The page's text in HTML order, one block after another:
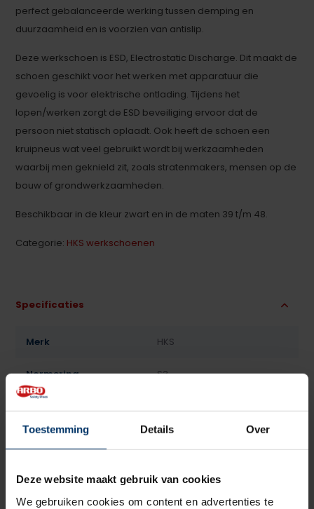
Toestemming Details Over
Deze website maakt gebruik van cookies
We gebruiken cookies om content en advertenties te
perfect gebalanceerde werking tussen demping en
duurzaamheid en is voorzien van antislip.
Deze werkschoen is ESD, Electrostatic Discharge. Dit maakt de
schoen geschikt voor het werken met apparatuur die
gevoelig is voor elektrische ontlading. Tijdens het
lopen/werken zorgt de ESD beveiliging ervoor dat de
persoon niet statisch oplaadt. Ook heeft de schoen een
kruipneus wat veel gebruikt wordt bij werkzaamheden
waarbij men geknield zit, zoals stratenmakers, mensen op de
bouw of grondwerkzaamheden.
Beschikbaar in de kleur zwart en in de maten 39 t/m 48.
Categorie: HKS werkschoenen
Specificaties
Merk HKS
Normering S3
Bovenmateriaal Leder